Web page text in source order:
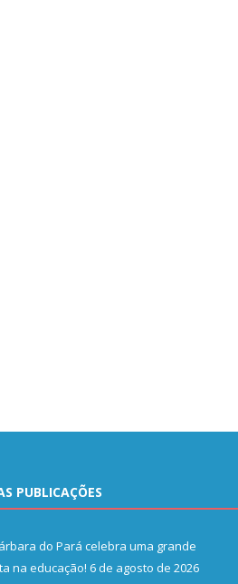
PUBLICAÇÕES
do Pará celebra uma grande
na educação! 6 de agosto de 2026